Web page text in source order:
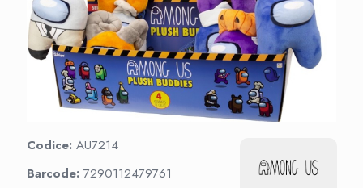
Codice: AU7214
Barcode: 7290112479761